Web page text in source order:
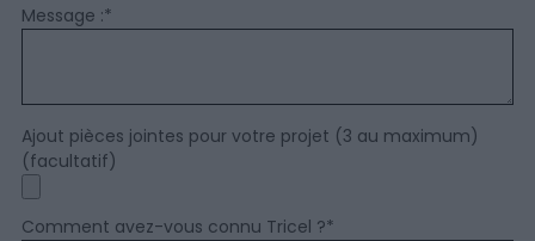
Message :*
Ajout pièces jointes pour votre projet (3 au maximum)
(facultatif)
Comment avez-vous connu Tricel ?*